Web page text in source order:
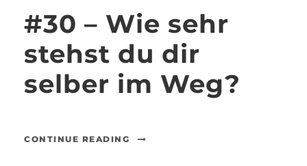
#30 – Wie sehr
stehst du dir
selber im Weg?
CONTINUE READING